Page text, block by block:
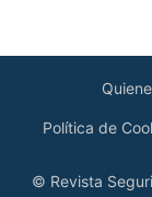
Política de
© Revista